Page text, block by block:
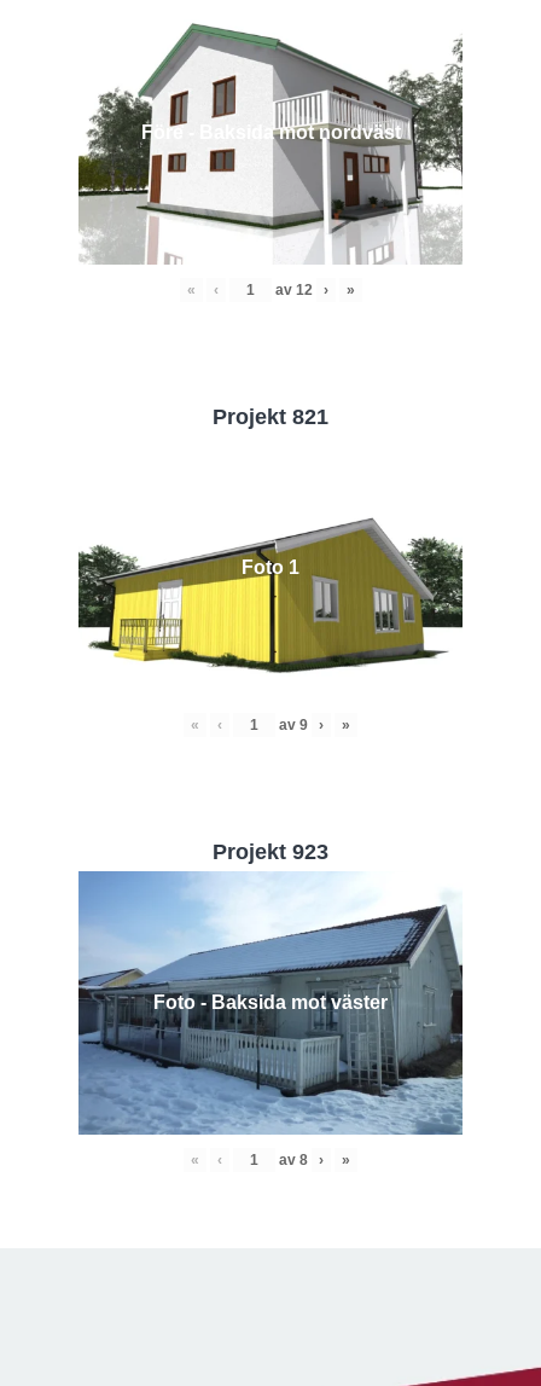
Före - Baksida mot nordväst
« ‹ av 12 › »
Projekt 821
Foto 1
« ‹ av 9 › »
Projekt 923
Foto - Baksida mot väster
« ‹ av 8 › »